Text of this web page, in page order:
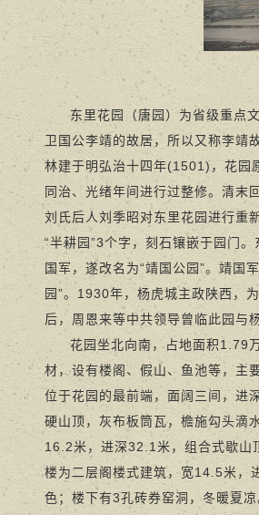
东里花园（唐园）为省级重点
卫国公李靖的故居，所以又称李靖
林建于明弘治十四年(1501)，花园
同治、光绪年间进行过整修。清末
刘氏后人刘季昭对东里花园进行重
“半耕园”3个字，刻石镶嵌于园门
国军，遂改名为“靖国公园”。靖国
园”。1930年，杨虎城主政陕西，
后，周恩来等中共领导曾临此园与
花园坐北向南，占地面积1.79
材，设有楼阁、假山、鱼池等，主
位于花园的最前端，面阔三间，进
硬山顶，灰布板筒瓦，檐施勾头滴
16.2米，进深32.1米，组合式歇山
楼为二层阁楼式建筑，宽14.5米，
色；楼下有3孔砖券窑洞，冬暖夏